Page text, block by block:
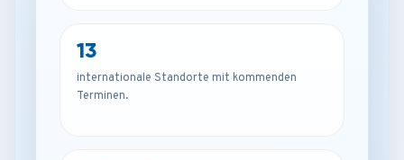
13
internationale Standorte mit kommenden
Terminen.